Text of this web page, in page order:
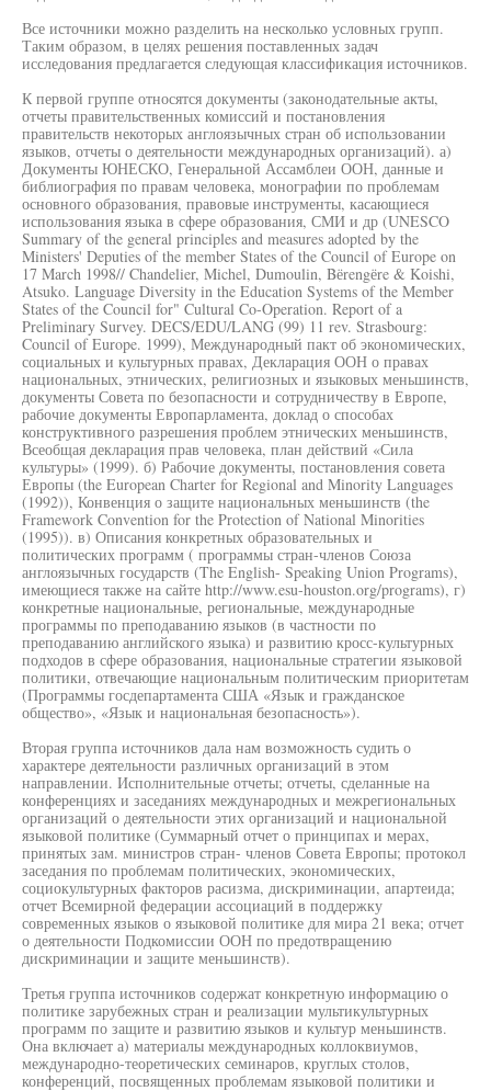
Все источники можно разделить на несколько условных групп.
Таким образом, в целях решения поставленных задач
исследования предлагается следующая классификация источников.
К первой группе относятся документы (законодательные акты,
отчеты правительственных комиссий и постановления
правительств некоторых англоязычных стран об использовании
языков, отчеты о деятельности международных организаций). а)
Документы ЮНЕСКО, Генеральной Ассамблеи ООН, данные и
библиография по правам человека, монографии по проблемам
основного образования, правовые инструменты, касающиеся
использования языка в сфере образования, СМИ и др (UNESCO
Summary of the general principles and measures adopted by the
Ministers' Deputies of the member States of the Council of Europe on
17 March 1998// Chandelier, Michel, Dumoulin, Bёrengёre & Koishi,
Atsuko. Language Diversity in the Education Systems of the Member
States of the Council for" Cultural Co-Operation. Report of a
Preliminary Survey. DECS/EDU/LANG (99) 11 rev. Strasbourg:
Council of Europe. 1999), Международный пакт об экономических,
социальных и культурных правах, Декларация ООН о правах
национальных, этнических, религиозных и языковых меньшинств,
документы Совета по безопасности и сотрудничеству в Европе,
рабочие документы Европарламента, доклад о способах
конструктивного разрешения проблем этнических меньшинств,
Всеобщая декларация прав человека, план действий «Сила
культуры» (1999). б) Рабочие документы, постановления совета
Европы (the European Charter for Regional and Minority Languages
(1992)), Конвенция о защите национальных меньшинств (the
Framework Convention for the Protection of National Minorities
(1995)). в) Описания конкретных образовательных и
политических программ ( программы стран-членов Союза
англоязычных государств (The English- Speaking Union Programs),
имеющиеся также на сайте http://www.esu-houston.org/programs), г)
конкретные национальные, региональные, международные
программы по преподаванию языков (в частности по
преподаванию английского языка) и развитию кросс-культурных
подходов в сфере образования, национальные стратегии языковой
политики, отвечающие национальным политическим приоритетам
(Программы госдепартамента США «Язык и гражданское
общество», «Язык и национальная безопасность»).
Вторая группа источников дала нам возможность судить о
характере деятельности различных организаций в этом
направлении. Исполнительные отчеты; отчеты, сделанные на
конференциях и заседаниях международных и межрегиональных
организаций о деятельности этих организаций и национальной
языковой политике (Суммарный отчет о принципах и мерах,
принятых зам. министров стран- членов Совета Европы; протокол
заседания по проблемам политических, экономических,
социокультурных факторов расизма, дискриминации, апартеида;
отчет Всемирной федерации ассоциаций в поддержку
современных языков о языковой политике для мира 21 века; отчет
о деятельности Подкомиссии ООН по предотвращению
дискриминации и защите меньшинств).
Третья группа источников содержат конкретную информацию о
политике зарубежных стран и реализации мультикультурных
программ по защите и развитию языков и культур меньшинств.
Она включает а) материалы международных коллоквиумов,
международно-теоретических семинаров, круглых столов,
конференций, посвященных проблемам языковой политики и